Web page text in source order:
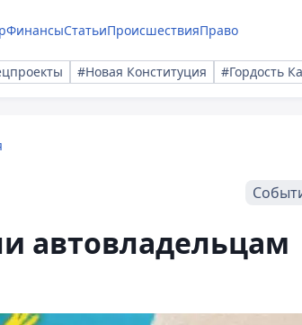
ФинансыСтатьиПроисшествияПраво
#Новая Конституция #Гордость
автовладельцам